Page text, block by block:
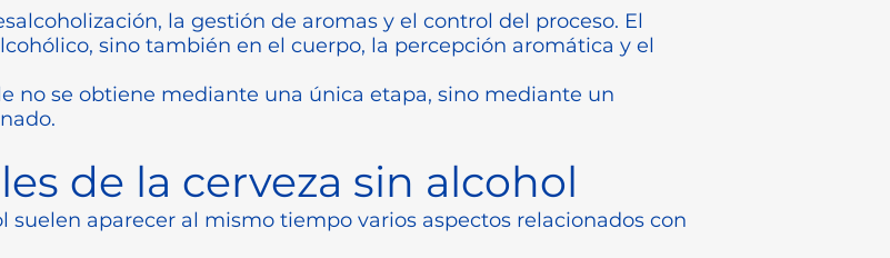
la gestión de aromas y el control del proceso. El
sino también en el cuerpo, la percepción aromática y el
no se obtiene mediante una única etapa, sino mediante un
de la cerveza sin alcohol
suelen aparecer al mismo tiempo varios aspectos relacionados con